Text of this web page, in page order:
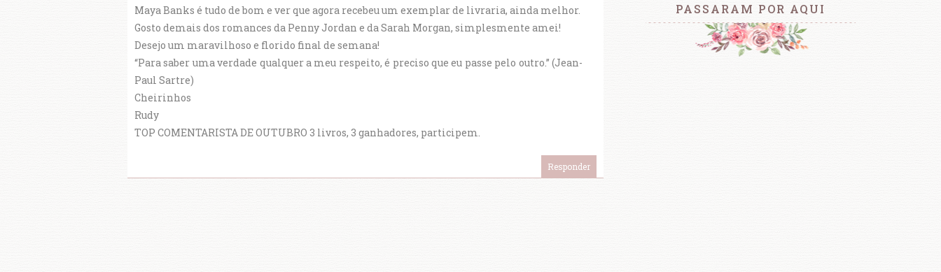
Maya Banks é tudo de bom e ver que agora recebeu um exemplar de livraria, ainda melhor.
Gosto demais dos romances da Penny Jordan e da Sarah Morgan, simplesmente amei!
Desejo um maravilhoso e florido final de semana!
“Para saber uma verdade qualquer a meu respeito, é preciso que eu passe pelo outro.” (Jean-
Paul Sartre)
Cheirinhos
Rudy
TOP COMENTARISTA DE OUTUBRO 3 livros, 3 ganhadores, participem.
Responder
PASSARAM POR AQUI